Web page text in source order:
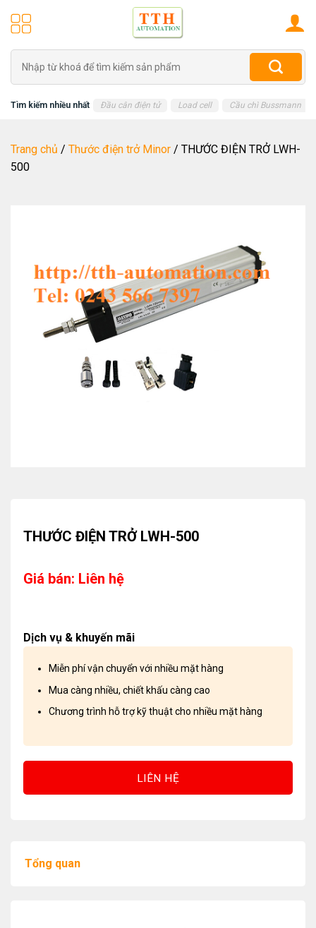
kiếm:
Tìm kiếm nhiều nhất Đầu cân điện tử Load cell Cầu chì Bussmann
Trang chủ / Thước điện trở Minor / THƯỚC ĐIỆN TRỞ LWH-
500
THƯỚC ĐIỆN TRỞ LWH-500
Giá bán: Liên hệ
Dịch vụ & khuyến mãi
Miễn phí vận chuyển với nhiều mặt hàng
Mua càng nhiều, chiết khấu càng cao
Chương trình hỗ trợ kỹ thuật cho nhiều mặt hàng
LIÊN HỆ
Tổng quan